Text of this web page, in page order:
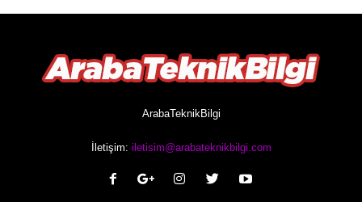
ArabaTeknikBilgi
İletişim: iletisim@arabateknikbilgi.com